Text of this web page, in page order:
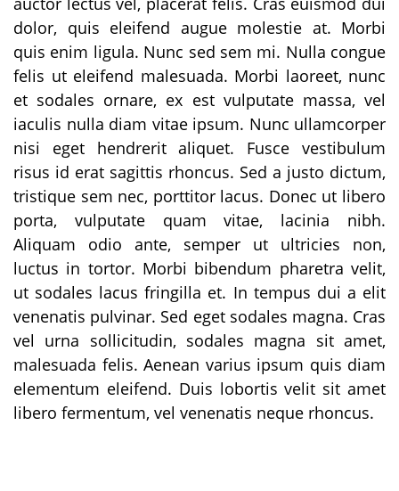
dolor, quis eleifend augue molestie at. Morbi
quis enim ligula. Nunc sed sem mi. Nulla congue
felis ut eleifend malesuada. Morbi laoreet, nunc
et sodales ornare, ex est vulputate massa, vel
iaculis nulla diam vitae ipsum. Nunc ullamcorper
nisi eget hendrerit aliquet. Fusce vestibulum
risus id erat sagittis rhoncus. Sed a justo dictum,
tristique sem nec, porttitor lacus. Donec ut libero
porta, vulputate quam vitae, lacinia nibh.
Aliquam odio ante, semper ut ultricies non,
luctus in tortor. Morbi bibendum pharetra velit,
ut sodales lacus fringilla et. In tempus dui a elit
venenatis pulvinar. Sed eget sodales magna. Cras
vel urna sollicitudin, sodales magna sit amet,
malesuada felis. Aenean varius ipsum quis diam
elementum eleifend. Duis lobortis velit sit amet
libero fermentum, vel venenatis neque rhoncus.